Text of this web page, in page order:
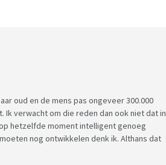
oud en de mens pas ongeveer 300.000
Ik verwacht om die reden dan ook niet dat in
hetzelfde moment intelligent genoeg
nog ontwikkelen denk ik. Althans dat